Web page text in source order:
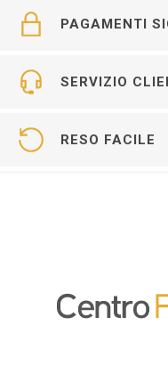
PAGAMENTI
SERVIZIO
RESO FACILE